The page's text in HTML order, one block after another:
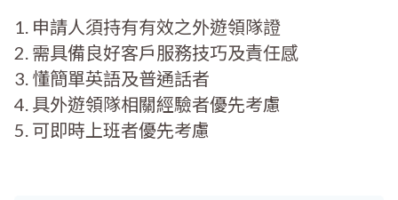
1. 申請人須持有有效之外遊領隊證
2. 需具備良好客戶服務技巧及責任感
3. 懂簡單英語及普通話者
4. ⁠具外遊領隊相關經驗者優先考慮
5. 可即時上班者優先考慮